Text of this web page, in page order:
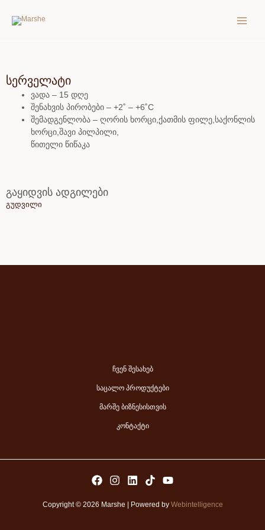
სერველატი
ვადა – 15 დღე
შენახვის პირობები – +2˚ – +6˚C
შემადგენლობა – ღორის ხორცი,ქათმის ფილე,საქონლის
ხორცი,შავი პილპილი,
წითელი წიწაკა
გაყიდვის ადგილები
გუდვილი
ჩვენ შესახებ
საცალო პროდუქტები
მარშე ბიზნესისთვის
კონტაქტი
Copyright © 2026 Marshe | Powered by Webintelligence